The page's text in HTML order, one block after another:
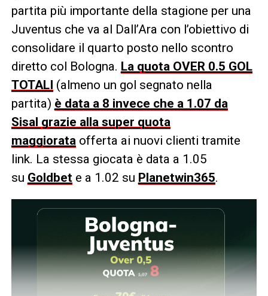
partita più importante della stagione per una
Juventus che va al Dall’Ara con l’obiettivo di
consolidare il quarto posto nello scontro
diretto col Bologna. La quota OVER 0.5 GOL
TOTALI (almeno un gol segnato nella
partita) è data a 8 invece che a 1.07 da
Sisal grazie alla super quota
maggiorataofferta ai nuovi clienti tramite
link. La stessa giocata è data a 1.05
su Goldbete a 1.02 su Planetwin365.